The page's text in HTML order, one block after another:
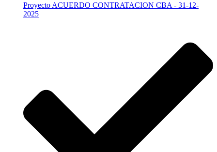
Proyecto ACUERDO CONTRATACION CBA - 31-12-
2025